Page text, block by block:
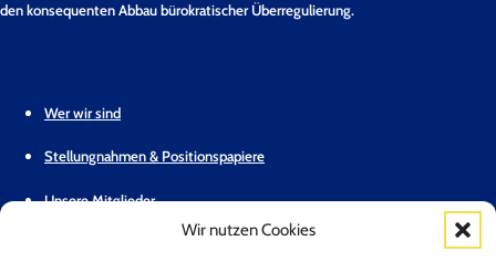
Wir nutzen Cookies
den konsequenten Abbau bürokratischer Überregulierung.
Wer wir sind
Stellungnahmen & Positionspapiere
Unsere Mitglieder